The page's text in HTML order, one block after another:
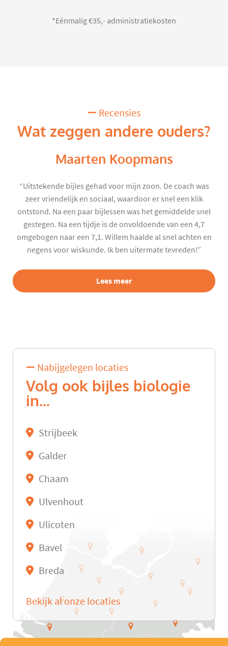
*Eénmalig €35,- administratiekosten
Recensies
Wat zeggen andere ouders?
Maarten Koopmans
“Uitstekende bijles gehad voor mijn zoon. De coach was
zeer vriendelijk en sociaal, waardoor er snel een klik
ontstond. Na een paar bijlessen was het gemiddelde snel
gestegen. Na een tijdje is de onvoldoende van een 4,7
omgebogen naar een 7,1. Willem haalde al snel achten en
negens voor wiskunde. Ik ben uitermate tevreden!”
Lees meer
Nabijgelegen locaties
Volg ook bijles biologie
in...
Strijbeek
Galder
Chaam
Ulvenhout
Ulicoten
Bavel
Breda
Bekijk al onze locaties